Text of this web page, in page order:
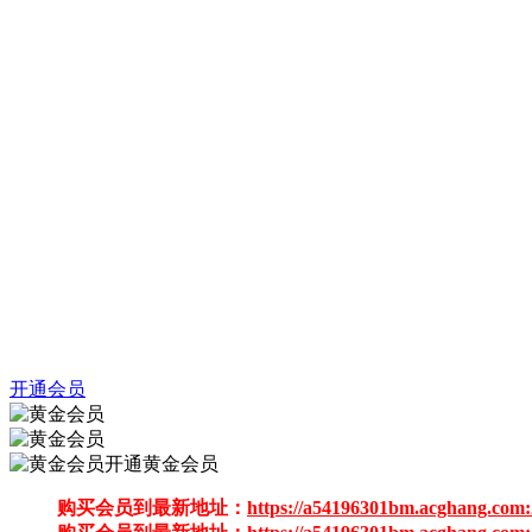
开通会员
开通黄金会员
购买会员到最新地址： https://